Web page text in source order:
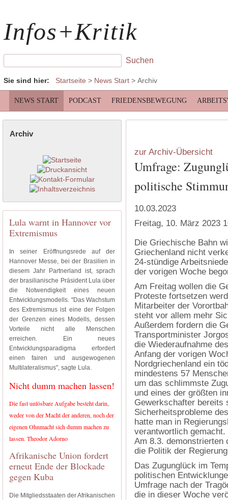
Infos+Kritik
Sie sind hier: Startseite > News Start > Archiv
NEWS START PODCAST FRIEDENSBEWEGUNG
Archiv
Lula warnt in Hannover vor
Extremismus
In seiner Eröffnungsrede auf der
Hannover Messe, bei der Brasilien in
diesem Jahr Partnerland ist, sprach
der brasilianische Präsident Lula über
die Notwendigkeit eines neuen
Entwicklungsmodells. "Das Wachstum
des Extremismus ist eine der Folgen
der Grenzen eines Modells, dessen
Vorteile nicht alle Menschen
erreichen. Ein neues
Entwicklungsparadigma erfordert
einen fairen und ausgewogenen
Multilateralismus", sagte Lula.
Nicht dumm machen lassen!
Die fast unlösbare Aufgabe besteht darin,
weder von der Macht der anderen, noch der
eigenen Ohnmacht sich dumm machen zu
lassen. Theodor Adorno
Afrikanische Union fordert
erneut Ende der Blockade
gegen Kuba
Die Mitgliedsstaaten der Afrikanischen
zur Archiv-Übersicht
Umfrage:
politische
10.03.2023
Freitag, 10. März 2023
Die Griechische Bahn
Griechenland nicht
24-stündige
der vorigen Woche
Am Freitag wollen die
Proteste fortsetzen
Mitarbeiter der
steht vor allem mehr
Außerdem fordern die
Transportminister
die Wiederaufnahme
Anfang der vorigen
Nordgriechenland ein
mindestens 57
um das schlimmste
und eines der größten
Gewerkschafter bereits
Sicherheitsprobleme
hatte man in
verantwortlich
Am 8.3. demonstrierten
die Politik der
Das Zugunglück im
politischen
Umfrage nach der
die in dieser Woche